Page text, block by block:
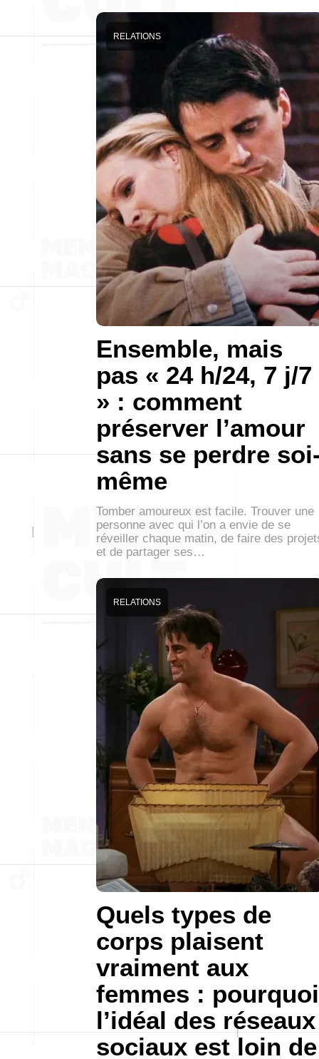
Ensemble, mais
pas « 24 h/24, 7 j/7
» : comment
préserver l’amour
sans se perdre
même
RELATIONS
Tomber amoureux est facile. Trouver une
personne avec qui l’on a envie de se
réveiller chaque matin, de faire des
et de partager ses…
Quels types de
corps plaisent
vraiment aux
femmes : pourquoi
l’idéal des réseaux
sociaux est loin de
RELATIONS